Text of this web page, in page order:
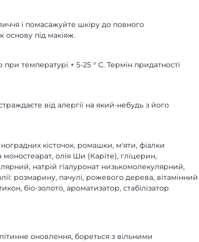
і помасажуйте шкіру до повного
під макіяж.
температурі + 5-25 ° С. Термін придатності
від алергії на який-небудь з його
кісточок, ромашки, м'яти, фіалки
моностеарат, олія Ши (Каріте), гліцерин,
натрій гіалуронат низькомолекулярний,
розмарину, пачулі, рожевого дерева, вітамінний
біо-золото, ароматизатор, стабілізатор
оновлення, бореться з вільними